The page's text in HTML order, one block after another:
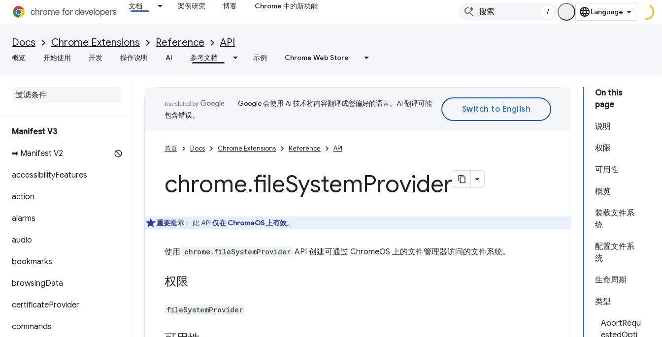
文档 案例研究 博客 Chrome 中的新功能
/
Docs Chrome Extensions Reference API
概览 开始使用 开发 操作说明 AI 参考文档 示例 Chrome Web Store
Manifest V3
➡ Manifest V2
accessibilityFeatures
action
alarms
audio
bookmarks
browsingData
certificateProvider
commands
On this
page
说明
权限
可用性
概览
装载文件系
统
配置文件系
统
生命周期
类型
AbortRequ
estedOpti
Google 会使用 AI 技术将内容翻译成您偏好的语言。AI 翻译可能
包含错误。
首页 Docs Chrome Extensions Reference API
chrome.fileSystemProvider
重要提示 ： 此 API 仅在 ChromeOS 上有效。
使用 chrome.fileSystemProvider API 创建可通过 ChromeOS 上的文件管理器访问的文件系统。
权限
fileSystemProvider